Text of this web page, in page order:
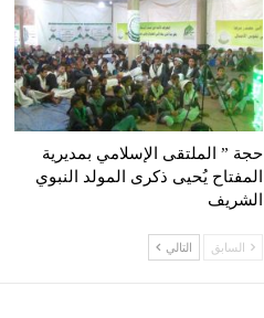
حجة ” الملتقى الإسلامي بمديرية
المفتاح يُحيى ذكرى المولد النبوي
الشريف
السابق التالي